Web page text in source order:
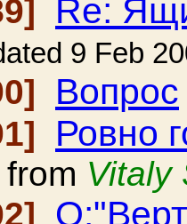
Re:
9 Feb
Вопрос
Ровно
from Vitaly